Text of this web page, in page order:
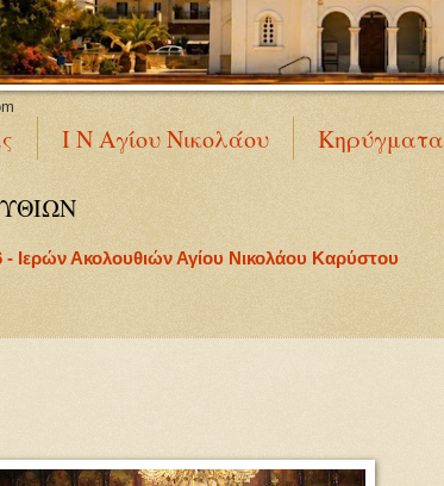
Ι Ν Αγίου Νικολάου Κηρύγματα
Ιερών Ακολουθιών Αγίου Νικολάου Καρύστου